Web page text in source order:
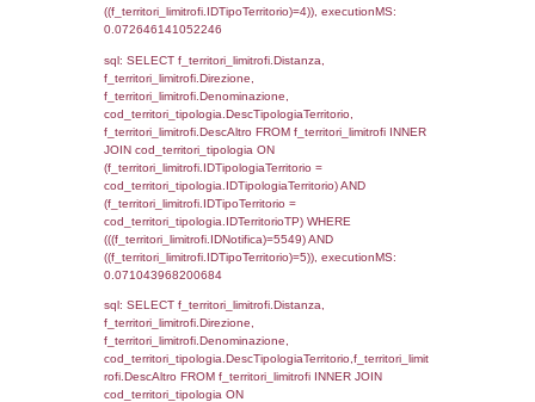
'%d/%m/%Y') as DataApertura,
DataChiusura,
'%d/%m/%Y') as DataUltimoPIR FROM
WHERE (((d3_ispezioni.IDNotifica)=5549)),
0.00065088272094727
sql: SELECT el_nazioni.DescIT,
FROM f_confini_stato INNER JOIN
f_confini_stato.IDStato =
f_confini_stato.IDNotifica = 5549;,
0.00062084197998047
sql: SELECT el_regioni.Regione,
el_comuni.Comune,